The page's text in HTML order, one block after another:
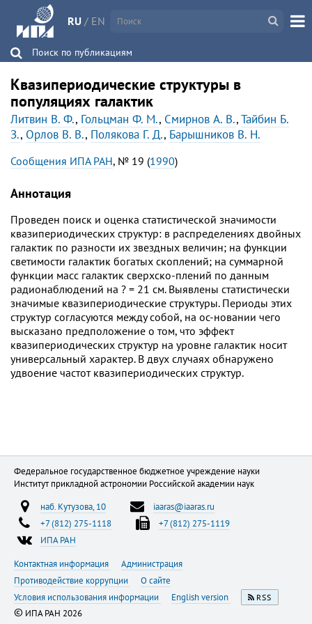
RU / EN
Поиск по публикациям
Квазипериодические структуры в
популяциях галактик
Литвин В. Ф., Гольцман Ф. М., Смирнов A. В.,Тайбин Б.
З., Орлов В. В., Полякова Г. Д., Барышников B. Н.
Сообщения ИПА РАН, № 19 (1990)
Аннотация
Проведен поиск и оценка статистической значимости
квазипериодических структур: в распределениях двойных
галактик по разности их звездных величин; на функции
светимости галактик богатых скоплений; на суммарной
функции масс галактик сверхско-плений по данным
радионаблюдений на ? = 21 см. Выявлены статистически
значимые квазипериодические структуры. Периоды этих
структур согласуются между собой, на ос-новании чего
высказано предположение о том, что эффект
квазипериодических структур на уровне галактик носит
универсальный характер. В двух случаях обнаружено
удвоение частот квазипериодических структур.
Федеральное государственное бюджетное учреждение науки
Институт прикладной астрономии Российской академии наук
наб. Кутузова, 10
iaaras@iaaras.ru
+7 (812) 275-1118
+7 (812) 275-1119
ИПА РАН
Контактная информация
Администрация
Противодействие коррупции
О сайте
Условия использования информации
English version RSS
© ИПА РАН 2026